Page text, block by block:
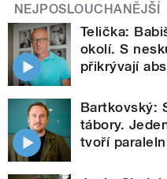
NEJPOSLOUCHANĚJŠÍ
Telička:
okolí. S
přikrývají
Bartkovský:
tábory.
tvoří